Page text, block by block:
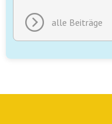
alle Beiträge